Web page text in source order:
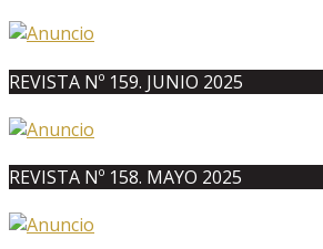
REVISTA Nº 159. JUNIO 2025
REVISTA Nº 158. MAYO 2025